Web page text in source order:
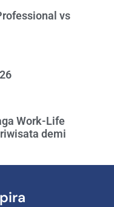
vs
Work-Life
demi